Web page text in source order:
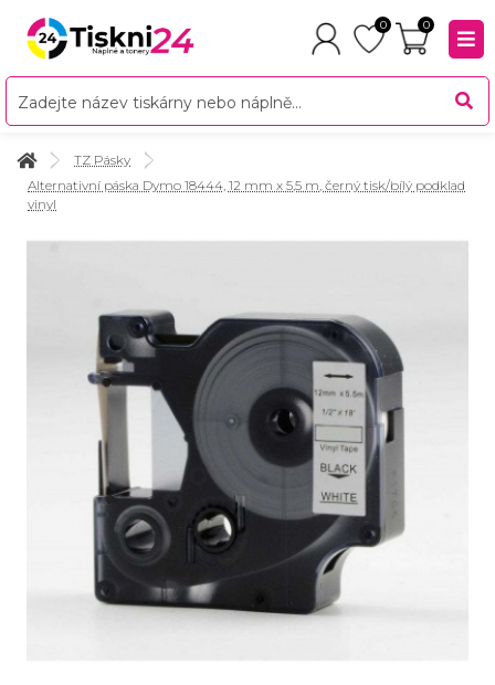
0 0
TZ Pásky
Alternativní páska Dymo 18444, 12 mm x 5,5 m, černý tisk/bílý podklad
vinyl